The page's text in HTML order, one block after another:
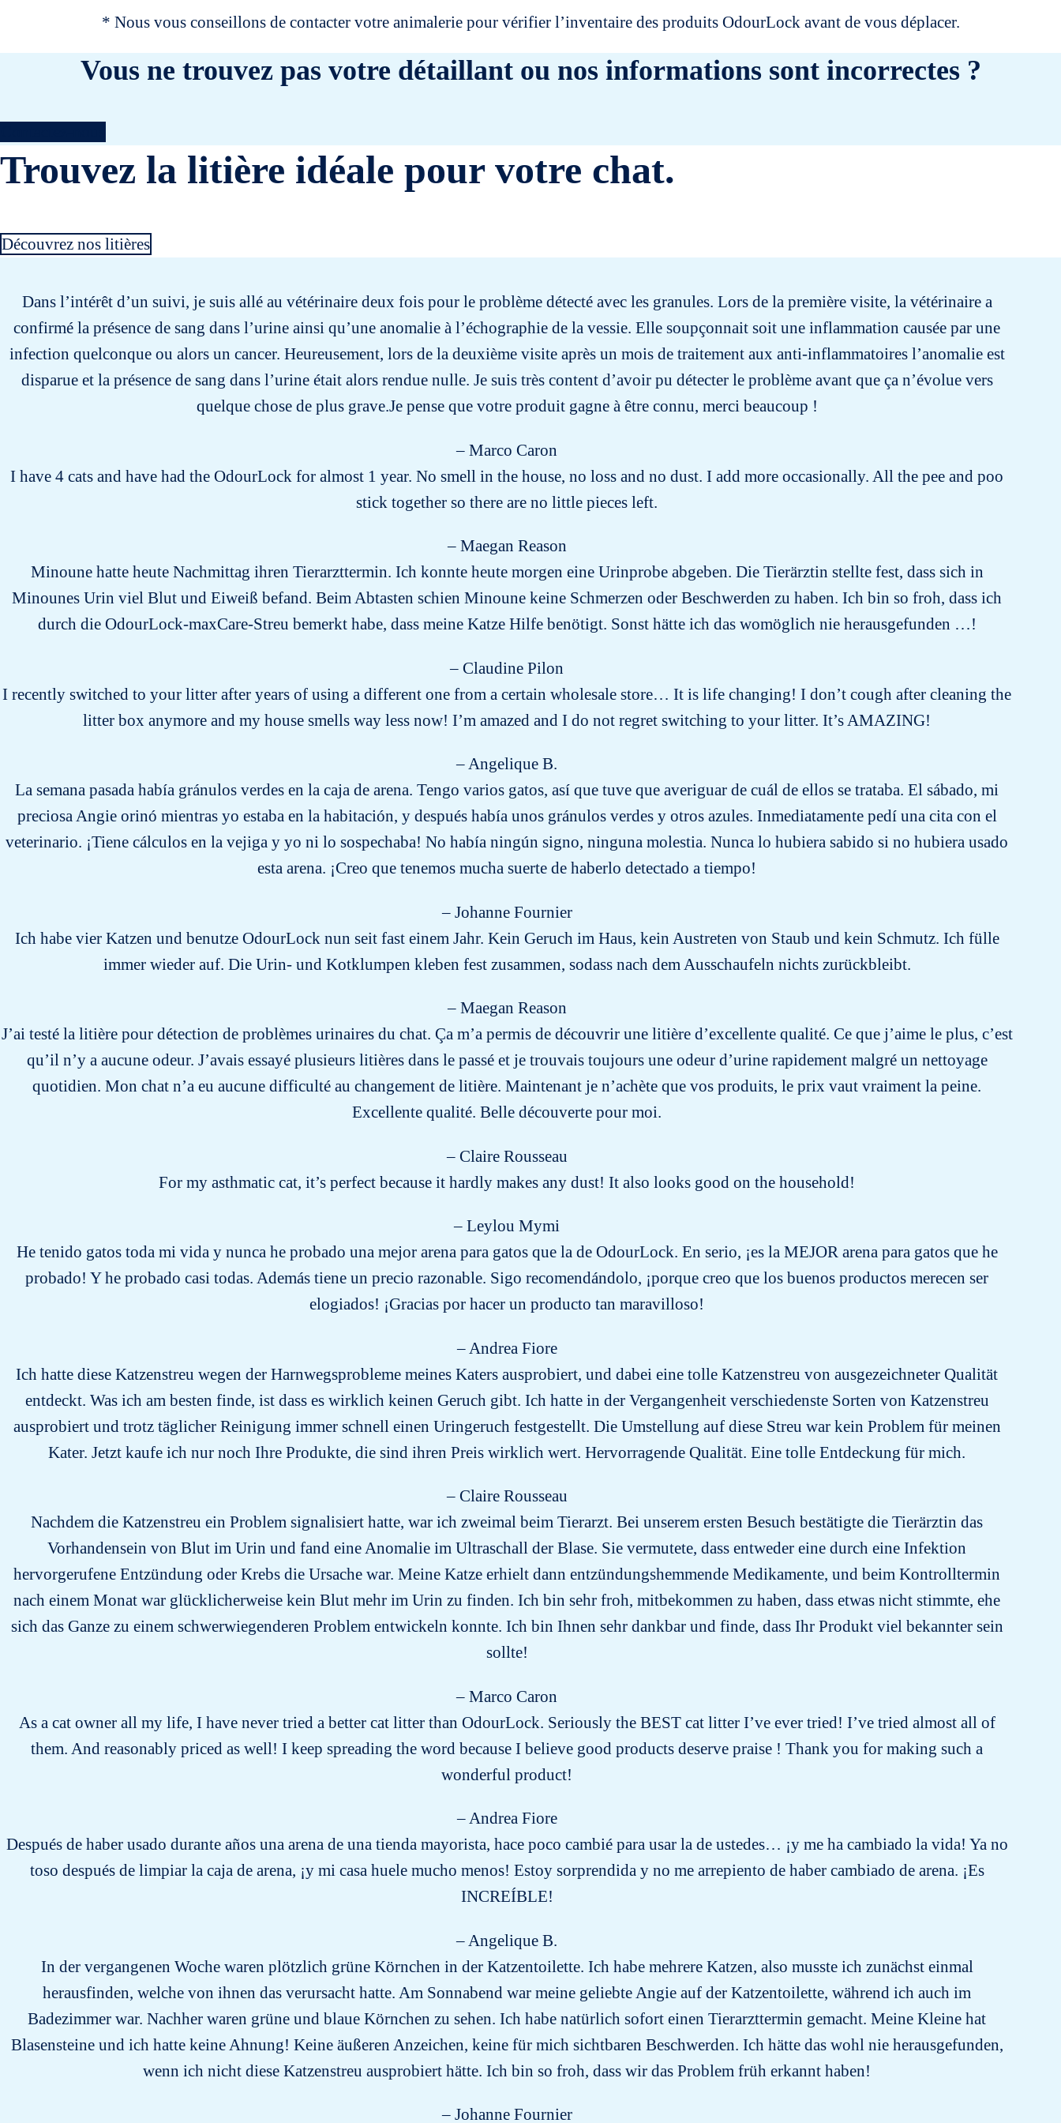
* Nous vous conseillons de contacter votre animalerie pour vérifier l’inventaire des produits OdourLock avant de vous déplacer.
Vous ne trouvez pas votre détaillant ou nos informations sont incorrectes ?
Trouvez la litière idéale pour votre chat.
Découvrez nos litières
Dans l’intérêt d’un suivi, je suis allé au vétérinaire deux fois pour le problème détecté avec les granules. Lors de la première visite, la vétérinaire a
confirmé la présence de sang dans l’urine ainsi qu’une anomalie à l’échographie de la vessie. Elle soupçonnait soit une inflammation causée par une
infection quelconque ou alors un cancer. Heureusement, lors de la deuxième visite après un mois de traitement aux anti-inflammatoires l’anomalie est
disparue et la présence de sang dans l’urine était alors rendue nulle. Je suis très content d’avoir pu détecter le problème avant que ça n’évolue vers
quelque chose de plus grave.Je pense que votre produit gagne à être connu, merci beaucoup !
– Marco Caron
I have 4 cats and have had the OdourLock for almost 1 year. No smell in the house, no loss and no dust. I add more occasionally. All the pee and poo
stick together so there are no little pieces left.
– Maegan Reason
Minoune hatte heute Nachmittag ihren Tierarzttermin. Ich konnte heute morgen eine Urinprobe abgeben. Die Tierärztin stellte fest, dass sich in
Minounes Urin viel Blut und Eiweiß befand. Beim Abtasten schien Minoune keine Schmerzen oder Beschwerden zu haben. Ich bin so froh, dass ich
durch die OdourLock-maxCare-Streu bemerkt habe, dass meine Katze Hilfe benötigt. Sonst hätte ich das womöglich nie herausgefunden …!
– Claudine Pilon
I recently switched to your litter after years of using a different one from a certain wholesale store… It is life changing! I don’t cough after cleaning the
litter box anymore and my house smells way less now! I’m amazed and I do not regret switching to your litter. It’s AMAZING!
– Angelique B.
La semana pasada había gránulos verdes en la caja de arena. Tengo varios gatos, así que tuve que averiguar de cuál de ellos se trataba. El sábado, mi
preciosa Angie orinó mientras yo estaba en la habitación, y después había unos gránulos verdes y otros azules. Inmediatamente pedí una cita con el
veterinario. ¡Tiene cálculos en la vejiga y yo ni lo sospechaba! No había ningún signo, ninguna molestia. Nunca lo hubiera sabido si no hubiera usado
esta arena. ¡Creo que tenemos mucha suerte de haberlo detectado a tiempo!
– Johanne Fournier
Ich habe vier Katzen und benutze OdourLock nun seit fast einem Jahr. Kein Geruch im Haus, kein Austreten von Staub und kein Schmutz. Ich fülle
immer wieder auf. Die Urin- und Kotklumpen kleben fest zusammen, sodass nach dem Ausschaufeln nichts zurückbleibt.
– Maegan Reason
J’ai testé la litière pour détection de problèmes urinaires du chat. Ça m’a permis de découvrir une litière d’excellente qualité. Ce que j’aime le plus, c’est
qu’il n’y a aucune odeur. J’avais essayé plusieurs litières dans le passé et je trouvais toujours une odeur d’urine rapidement malgré un nettoyage
quotidien. Mon chat n’a eu aucune difficulté au changement de litière. Maintenant je n’achète que vos produits, le prix vaut vraiment la peine.
Excellente qualité. Belle découverte pour moi.
– Claire Rousseau
For my asthmatic cat, it’s perfect because it hardly makes any dust! It also looks good on the household!
– Leylou Mymi
He tenido gatos toda mi vida y nunca he probado una mejor arena para gatos que la de OdourLock. En serio, ¡es la MEJOR arena para gatos que he
probado! Y he probado casi todas. Además tiene un precio razonable. Sigo recomendándolo, ¡porque creo que los buenos productos merecen ser
elogiados! ¡Gracias por hacer un producto tan maravilloso!
– Andrea Fiore
Ich hatte diese Katzenstreu wegen der Harnwegsprobleme meines Katers ausprobiert, und dabei eine tolle Katzenstreu von ausgezeichneter Qualität
entdeckt. Was ich am besten finde, ist dass es wirklich keinen Geruch gibt. Ich hatte in der Vergangenheit verschiedenste Sorten von Katzenstreu
ausprobiert und trotz täglicher Reinigung immer schnell einen Uringeruch festgestellt. Die Umstellung auf diese Streu war kein Problem für meinen
Kater. Jetzt kaufe ich nur noch Ihre Produkte, die sind ihren Preis wirklich wert. Hervorragende Qualität. Eine tolle Entdeckung für mich.
– Claire Rousseau
Nachdem die Katzenstreu ein Problem signalisiert hatte, war ich zweimal beim Tierarzt. Bei unserem ersten Besuch bestätigte die Tierärztin das
Vorhandensein von Blut im Urin und fand eine Anomalie im Ultraschall der Blase. Sie vermutete, dass entweder eine durch eine Infektion
hervorgerufene Entzündung oder Krebs die Ursache war. Meine Katze erhielt dann entzündungshemmende Medikamente, und beim Kontrolltermin
nach einem Monat war glücklicherweise kein Blut mehr im Urin zu finden. Ich bin sehr froh, mitbekommen zu haben, dass etwas nicht stimmte, ehe
sich das Ganze zu einem schwerwiegenderen Problem entwickeln konnte. Ich bin Ihnen sehr dankbar und finde, dass Ihr Produkt viel bekannter sein
sollte!
– Marco Caron
As a cat owner all my life, I have never tried a better cat litter than OdourLock. Seriously the BEST cat litter I’ve ever tried! I’ve tried almost all of
them. And reasonably priced as well! I keep spreading the word because I believe good products deserve praise ! Thank you for making such a
wonderful product!
– Andrea Fiore
Después de haber usado durante años una arena de una tienda mayorista, hace poco cambié para usar la de ustedes… ¡y me ha cambiado la vida! Ya no
toso después de limpiar la caja de arena, ¡y mi casa huele mucho menos! Estoy sorprendida y no me arrepiento de haber cambiado de arena. ¡Es
INCREÍBLE!
– Angelique B.
In der vergangenen Woche waren plötzlich grüne Körnchen in der Katzentoilette. Ich habe mehrere Katzen, also musste ich zunächst einmal
herausfinden, welche von ihnen das verursacht hatte. Am Sonnabend war meine geliebte Angie auf der Katzentoilette, während ich auch im
Badezimmer war. Nachher waren grüne und blaue Körnchen zu sehen. Ich habe natürlich sofort einen Tierarzttermin gemacht. Meine Kleine hat
Blasensteine und ich hatte keine Ahnung! Keine äußeren Anzeichen, keine für mich sichtbaren Beschwerden. Ich hätte das wohl nie herausgefunden,
wenn ich nicht diese Katzenstreu ausprobiert hätte. Ich bin so froh, dass wir das Problem früh erkannt haben!
– Johanne Fournier